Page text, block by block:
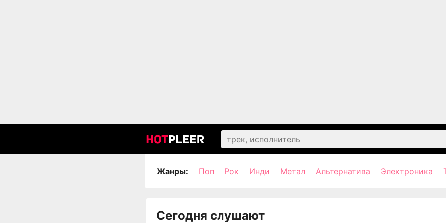
Жанры: Поп Рок Инди Метал Альтернатива Электроника
Сегодня слушают